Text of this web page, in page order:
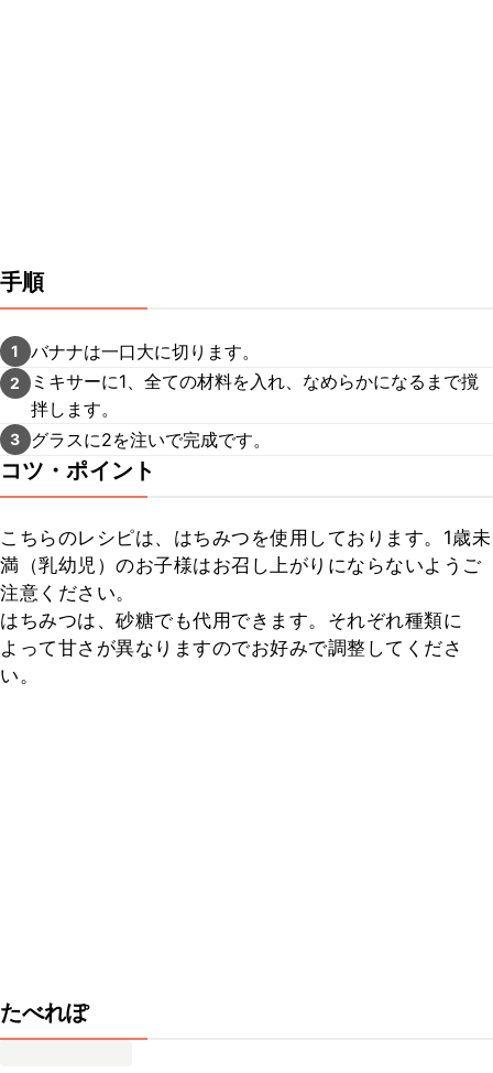
手順
1 バナナは一口大に切ります。
2
ミキサーに1、全ての材料を入れ、なめらかになるまで撹
拌します。
3 グラスに2を注いで完成です。
コツ・ポイント
こちらのレシピは、はちみつを使用しております。1歳未
満（乳幼児）のお子様はお召し上がりにならないようご
注意ください。
はちみつは、砂糖でも代用できます。それぞれ種類に
よって甘さが異なりますのでお好みで調整してくださ
い。
たべれぽ